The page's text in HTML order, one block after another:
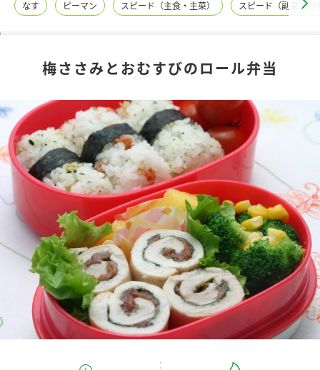
レシピ名特集
商品情報
商品カテゴリ
酢 調味酢
お酢ドリンク ぽん酢
みりん風・料理酒 鍋用調味料
つゆ たれ
新商品一覧
キャンペーン情報
ブランド・スペシャルサイト
ブランド・スペシャルサイト トップ
商品ブランドサイト
Fibee（ファイビー）
くらしプラ酢
企業情報
国内事業概要
なす ピーマン スピード（主食・主菜） スピード（副菜・つ
梅ささみとおむすびのロール弁当